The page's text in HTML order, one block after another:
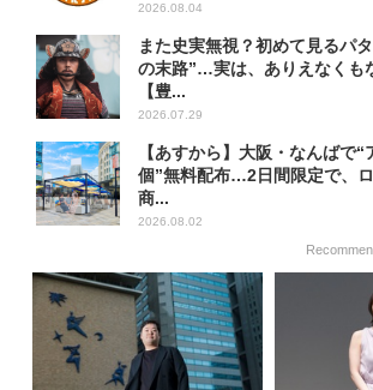
2026.08.04
また史実無視？初めて見るパ
の末路”…実は、ありえなくも
【豊...
2026.07.29
【あすから】大阪・なんばで“
個”無料配布…2日間限定で、
商...
2026.08.02